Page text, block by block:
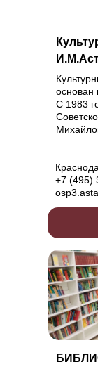
основан
С 1983
+7 (495)